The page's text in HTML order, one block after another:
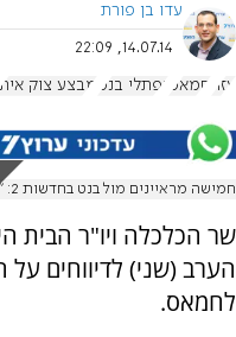
עדו בן פורת
14.07.14, 22:09
עזה חמאס נפתלי בנט מבצע צוק איתן
חמישה מראיינים מול בנט בחדשות 2: "מחבלים צריך להרוג - לא לדבר אית
שר הכלכלה ויו"ר הבית
הערב (שני) לדיווחים
לחמאס.